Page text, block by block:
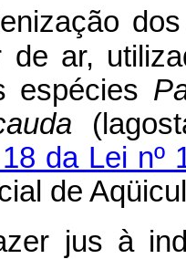
de ar,
espécies
da Lei nº
de
jus à